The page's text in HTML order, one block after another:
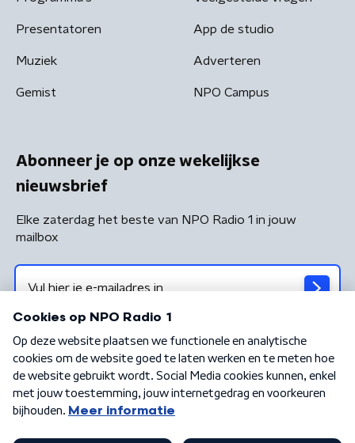
Presentatoren
Muziek
Gemist
App de studio
Adverteren
NPO Campus
Abonneer je op onze wekelijkse
nieuwsbrief
Elke zaterdag het beste van NPO Radio 1 in jouw
mailbox
Algemene voorwaarden